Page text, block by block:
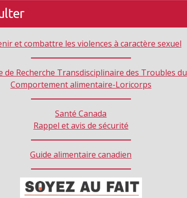
et combattre les violences à caractère sexuel
de Recherche Transdisciplinaire des Troubles du
Comportement alimentaire-Loricorps
Santé Canada
Rappel et avis de sécurité
Guide alimentaire canadien